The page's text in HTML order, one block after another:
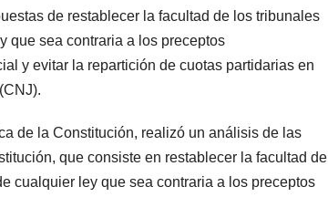
de restablecer la facultad de los tribunales
que sea contraria a los preceptos
y evitar la repartición de cuotas partidarias en
de la Constitución, realizó un análisis de las
que consiste en restablecer la facultad de
cualquier ley que sea contraria a los preceptos